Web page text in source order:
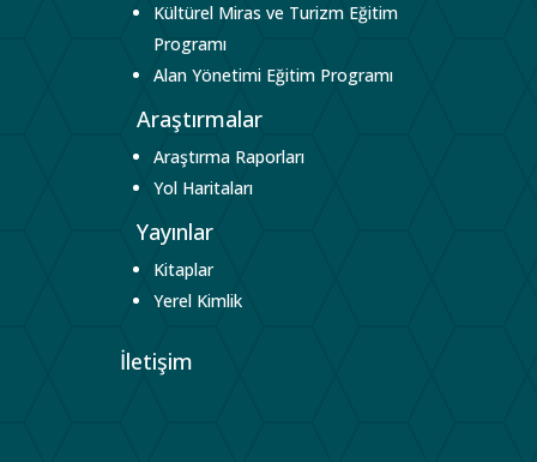
Kültürel Miras ve Turizm Eğitim
Programı
Alan Yönetimi Eğitim Programı
Araştırmalar
Araştırma Raporları
Yol Haritaları
Yayınlar
Kitaplar
Yerel Kimlik
İletişim